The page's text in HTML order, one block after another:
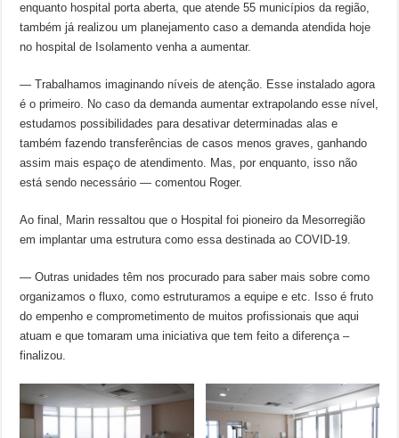
enquanto hospital porta aberta, que atende 55 municípios da região,
também já realizou um planejamento caso a demanda atendida hoje
no hospital de Isolamento venha a aumentar.
— Trabalhamos imaginando níveis de atenção. Esse instalado agora
é o primeiro. No caso da demanda aumentar extrapolando esse nível,
estudamos possibilidades para desativar determinadas alas e
também fazendo transferências de casos menos graves, ganhando
assim mais espaço de atendimento. Mas, por enquanto, isso não
está sendo necessário — comentou Roger.
Ao final, Marin ressaltou que o Hospital foi pioneiro da Mesorregião
em implantar uma estrutura como essa destinada ao COVID-19.
— Outras unidades têm nos procurado para saber mais sobre como
organizamos o fluxo, como estruturamos a equipe e etc. Isso é fruto
do empenho e comprometimento de muitos profissionais que aqui
atuam e que tomaram uma iniciativa que tem feito a diferença –
finalizou.